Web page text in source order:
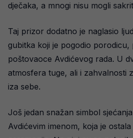
dječaka, a mnogi nisu mogli
Taj prizor dodatno je naglasio
gubitka koji je pogodio porodicu,
poštovaoce Avdićevog rada. U
atmosfera tuge, ali i zahvalnosti
iza sebe.
Još jedan snažan simbol
Avdićevim imenom, koja je